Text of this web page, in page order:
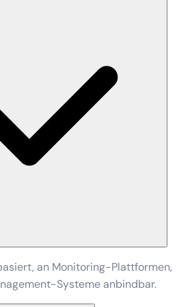
an Monitoring-Plattformen,
Systeme anbindbar.